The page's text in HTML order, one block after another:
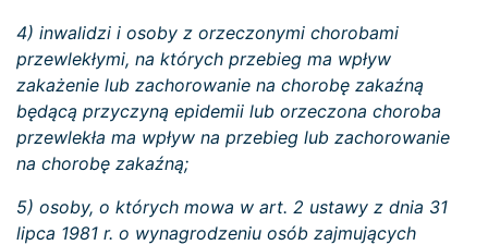
4) inwalidzi i osoby z orzeczonymi chorobami
przewlekłymi, na których przebieg ma wpływ
zakażenie lub zachorowanie na chorobę zakaźną
będącą przyczyną epidemii lub orzeczona choroba
przewlekła ma wpływ na przebieg lub zachorowanie
na chorobę zakaźną;
5) osoby, o których mowa w art. 2 ustawy z dnia 31
lipca 1981 r. o wynagrodzeniu osób zajmujących